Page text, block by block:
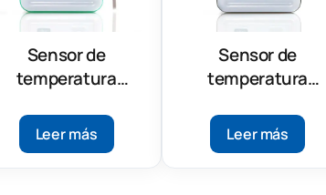
Sensor de
temperatura
SPY T2 para
refrigerador
Leer más
Sensor de
temperatura
SPY T4
Leer más